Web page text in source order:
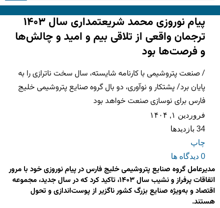
پیام نوروزی محمد شریعتمداری سال ۱۴۰۳
ترجمان واقعی از تلاقی بیم و امید و چالش‌ها
و فرصت‌ها بود
/ صنعت پتروشیمی با کارنامه شایسته، سال سخت ناترازی را به
پایان برد/ پشتکار و نوآوری، دو بال گروه صنایع پتروشیمی خلیج
فارس برای نوسازی صنعت خواهد بود
فروردین ۱, ۱۴۰۴
34 بازدیدها
چاپ
0 دیدگاه ها
مدیرعامل گروه صنایع پتروشیمی خلیج فارس در پیام نوروزی خود با مرور
اتفاقات پرفراز و نشیب سال ۱۴۰۳، تاکید کرد که در سال جدید، مجموعه
اقتصاد و به‌ویژه صنایع بزرگ کشور ناگزیر از پوست‌اندازی و تحول
هستند.